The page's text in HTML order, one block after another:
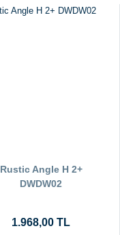
Rustic Angle H 2+
DWDW02
1.968,00 TL